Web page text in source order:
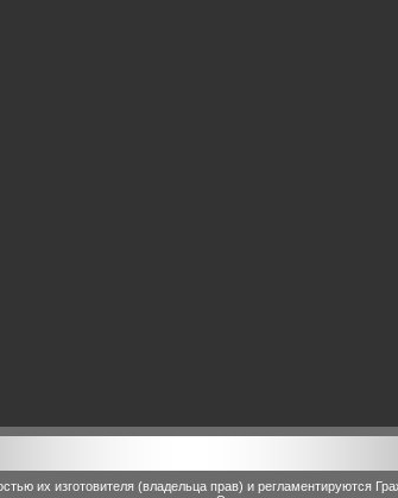
их изготовителя (владельца прав) и регламентируются